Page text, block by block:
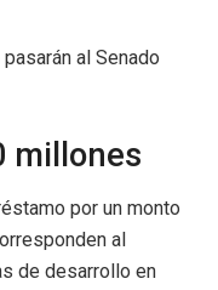
al Senado
millones
por un monto
al
de desarrollo en